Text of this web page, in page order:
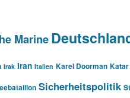
Marine
Irak Iran Italien Karel Doorman Katar
Sicherheitspolitik